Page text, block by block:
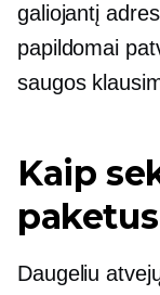
galiojantį
papildomai
saugos
Kaip
paketus
Daugeliu